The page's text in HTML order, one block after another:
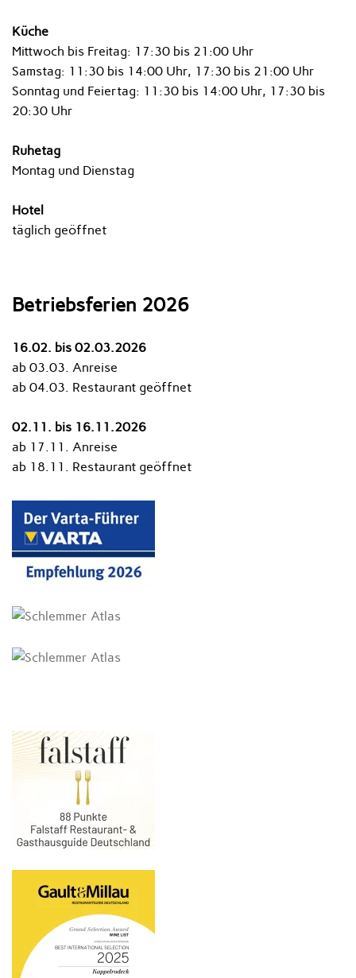
Küche
Mittwoch bis Freitag: 17:30 bis 21:00 Uhr
Samstag: 11:30 bis 14:00 Uhr, 17:30 bis 21:00 Uhr
Sonntag und Feiertag: 11:30 bis 14:00 Uhr, 17:30 bis
20:30 Uhr
Ruhetag
Montag und Dienstag
Hotel
täglich geöffnet
Betriebsferien 2026
16.02. bis 02.03.2026
ab 03.03. Anreise
ab 04.03. Restaurant geöffnet
02.11. bis 16.11.2026
ab 17.11. Anreise
ab 18.11. Restaurant geöffnet